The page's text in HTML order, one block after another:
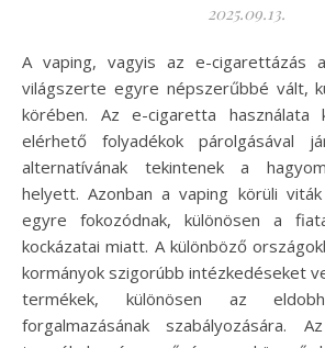
2025.09.13.
A vaping, vagyis az e-cigarettázás az utóbbi években
világszerte egyre népszerűbbé vált,
körében. Az e-cigaretta használata
elérhető folyadékok párolgásával
alternatívának tekintenek a
helyett. Azonban a vaping körüli
egyre fokozódnak, különösen a
kockázatai miatt. A különböző
kormányok szigorúbb intézkedéseket
termékek, különösen az
forgalmazásának szabályozására.